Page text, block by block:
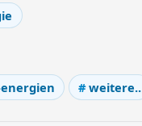
weitere..